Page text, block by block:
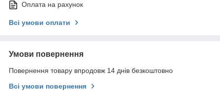
Оплата на рахунок
Всі умови оплати
Умови повернення
Повернення товару впродовж 14 днів безкоштовно
Всі умови повернення